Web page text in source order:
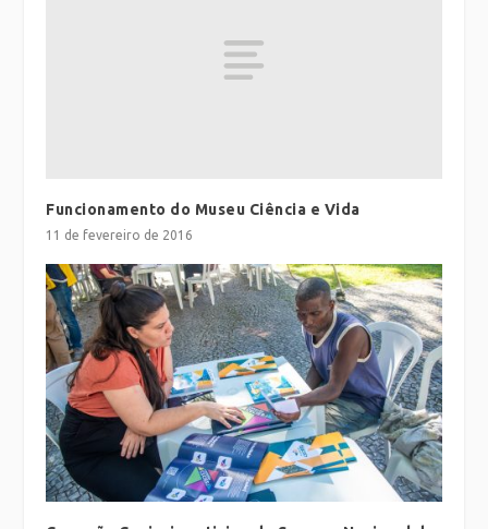
Funcionamento do Museu Ciência e Vida
11 de fevereiro de 2016